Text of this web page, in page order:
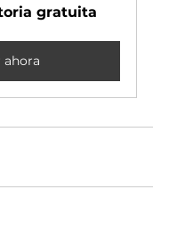
gratuita
ahora